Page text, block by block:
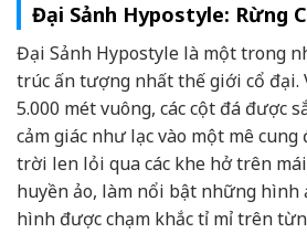
Đại Sảnh Hypostyle: Rừng
Đại Sảnh Hypostyle là một trong
trúc ấn tượng nhất thế giới cổ đại.
5.000 mét vuông, các cột đá được
cảm giác như lạc vào một mê cung
trời len lỏi qua các khe hở trên
huyền ảo, làm nổi bật những hình
hình được chạm khắc tỉ mỉ trên